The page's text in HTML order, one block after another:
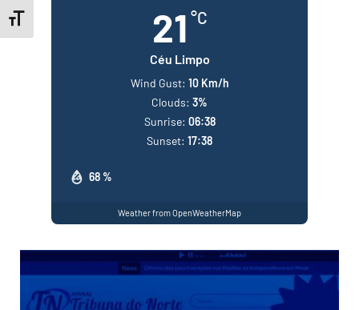
Toggle Font size 21 °C
Céu Limpo
68 %
Wind Gust: 10 Km/h
Clouds: 3%
Sunrise: 06:38
Sunset: 17:38
Weather from OpenWeatherMap